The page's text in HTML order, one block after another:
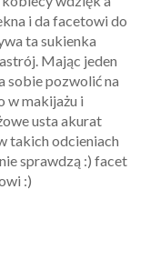
i da facetowi do
ta sukienka
Mając jeden
sobie pozwolić na
w makijażu i
usta akurat
takich odcieniach
sprawdzą :) facet
:)